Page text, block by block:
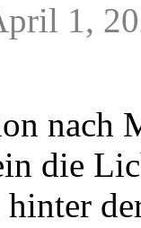
1,
nach
die
hinter